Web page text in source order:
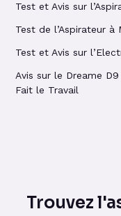
Test et Avis sur
Test de l’Aspirateur à
Test et Avis sur
Avis sur le Dreame
Fait le Travail
Trouvez